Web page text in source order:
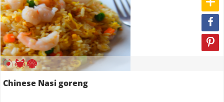
Chinese Nasi goreng